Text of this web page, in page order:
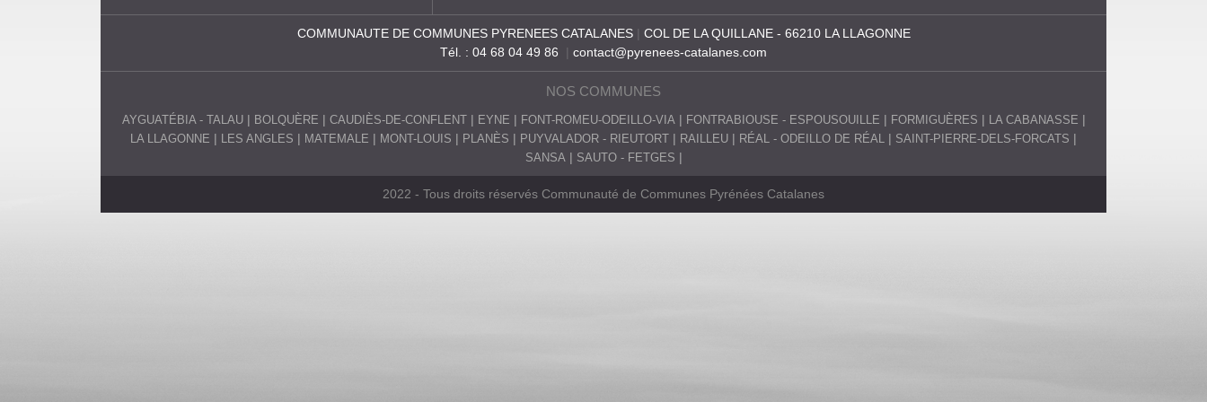
M
COMMUNAUTE DE COMMUNES PYRENEES CATALANES | COL DE LA QUILLANE - 66210 LA LLAGONNE
Tél. : 04 68 04 49 86 | contact@pyrenees-catalanes.com
NOS COMMUNES
AYGUATÉBIA - TALAU BOLQUÈRE CAUDIÈS-DE-CONFLENT EYNE FONT-ROMEU-ODEILLO-VIA FONTRABIOUSE - ESPOUSOUILLE FORMIGUÈRES
LA CABANASSE
LA LLAGONNE
LES ANGLES MATEMALE MONT-LOUIS PLANÈS PUYVALADOR - RIEUTORT RAILLEU RÉAL - ODEILLO DE RÉAL
SAINT-PIERRE-DELS-FORCATS
SANSA
SAUTO - FETGES
2022 - Tous droits réservés Communauté de Communes Pyrénées Catalanes